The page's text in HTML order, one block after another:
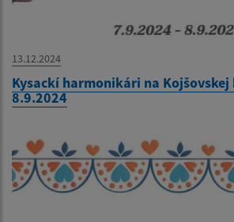
13.12.2024
Kysackí harmonikári na
8.9.2024